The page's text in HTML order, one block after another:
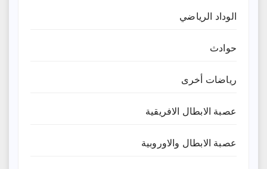
الوداد الرياضي
حوادث
رياضات أخرى
عصبة الابطال الافريقية
عصبة الابطال والاوروبية